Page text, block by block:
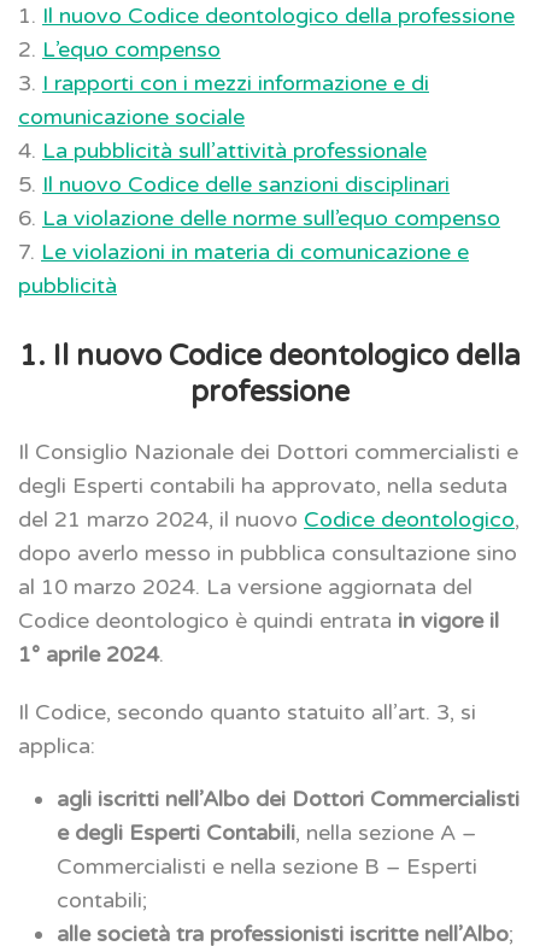
1. Il nuovo Codice deontologico della professione
2. L’equo compenso
3. I rapporti con i mezzi informazione e di
comunicazione sociale
4. La pubblicità sull’attività professionale
5. Il nuovo Codice delle sanzioni disciplinari
6. La violazione delle norme sull’equo compenso
7. Le violazioni in materia di comunicazione e
pubblicità
1. Il nuovo Codice deontologico della
professione
Il Consiglio Nazionale dei Dottori commercialisti e
degli Esperti contabili ha approvato, nella seduta
del 21 marzo 2024, il nuovo Codice deontologico,
dopo averlo messo in pubblica consultazione sino
al 10 marzo 2024. La versione aggiornata del
Codice deontologico è quindi entrata in vigore il
1° aprile 2024.
Il Codice, secondo quanto statuito all’art. 3, si
applica:
agli iscritti nell’Albo dei Dottori Commercialisti
e degli Esperti Contabili, nella sezione A –
Commercialisti e nella sezione B – Esperti
contabili;
alle società tra professionisti iscritte nell’Albo;